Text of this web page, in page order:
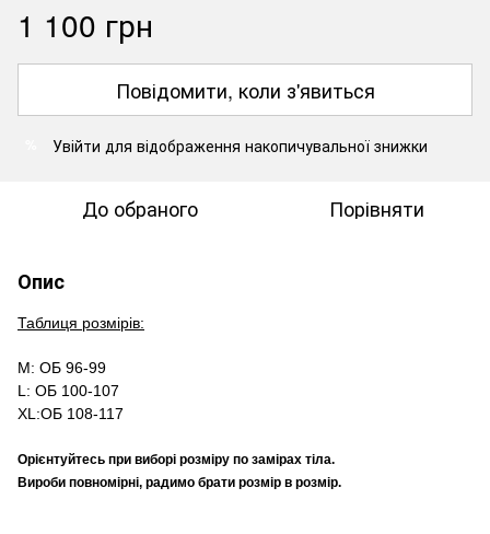
1 100 грн
Повідомити, коли з'явиться
Увійти для відображення накопичувальної знижки
До обраного Порівняти
Опис
Таблиця розмірів:
M: ОБ 96-99
L: ОБ 100-107
XL:ОБ 108-117
Орієнтуйтесь при виборі розміру по замірах тіла.
Вироби повномірні, радимо брати розмір в розмір.